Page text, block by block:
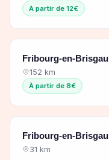
À partir de 12€
Fribourg-en-Brisgau
152 km
À partir de 8€
Fribourg-en-Brisgau
31 km